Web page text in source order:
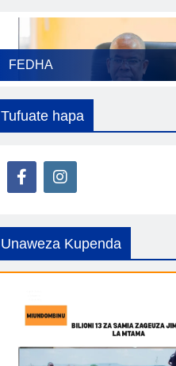
FEDHA
Tufuate hapa
Unaweza Kupenda